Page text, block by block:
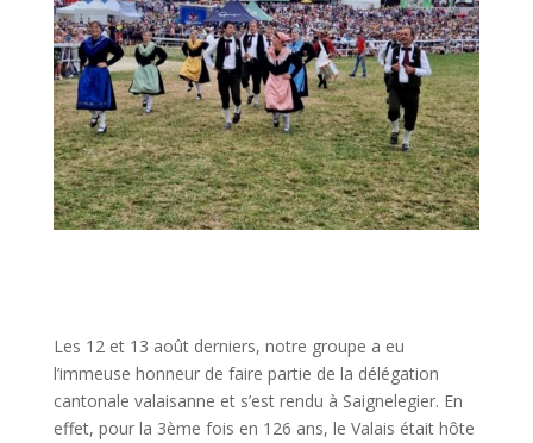
Les 12 et 13 août derniers, notre groupe a eu
l’immeuse honneur de faire partie de la délégation
cantonale valaisanne et s’est rendu à Saignelegier. En
effet, pour la 3ème fois en 126 ans, le Valais était hôte